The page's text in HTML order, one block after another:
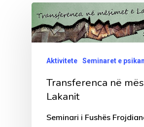
Aktivitete Seminaret e
Transferenca në
Lakanit
Seminari i Fushës